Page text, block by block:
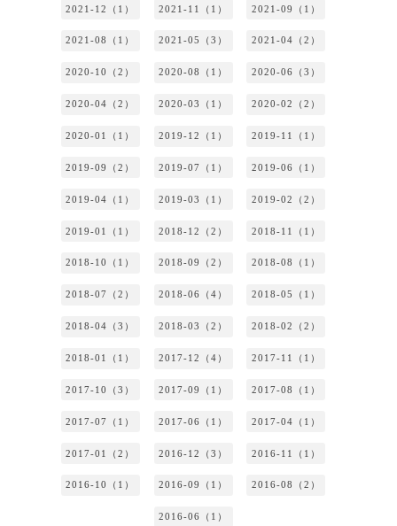
2021-12（1） 2021-11（1） 2021-09（1）
2021-08（1） 2021-05（3） 2021-04（2）
2020-10（2） 2020-08（1） 2020-06（3）
2020-04（2） 2020-03（1） 2020-02（2）
2020-01（1） 2019-12（1） 2019-11（1）
2019-09（2） 2019-07（1） 2019-06（1）
2019-04（1） 2019-03（1） 2019-02（2）
2019-01（1） 2018-12（2） 2018-11（1）
2018-10（1） 2018-09（2） 2018-08（1）
2018-07（2） 2018-06（4） 2018-05（1）
2018-04（3） 2018-03（2） 2018-02（2）
2018-01（1） 2017-12（4） 2017-11（1）
2017-10（3） 2017-09（1） 2017-08（1）
2017-07（1） 2017-06（1） 2017-04（1）
2017-01（2） 2016-12（3） 2016-11（1）
2016-10（1） 2016-09（1） 2016-08（2）
2016-06（1）